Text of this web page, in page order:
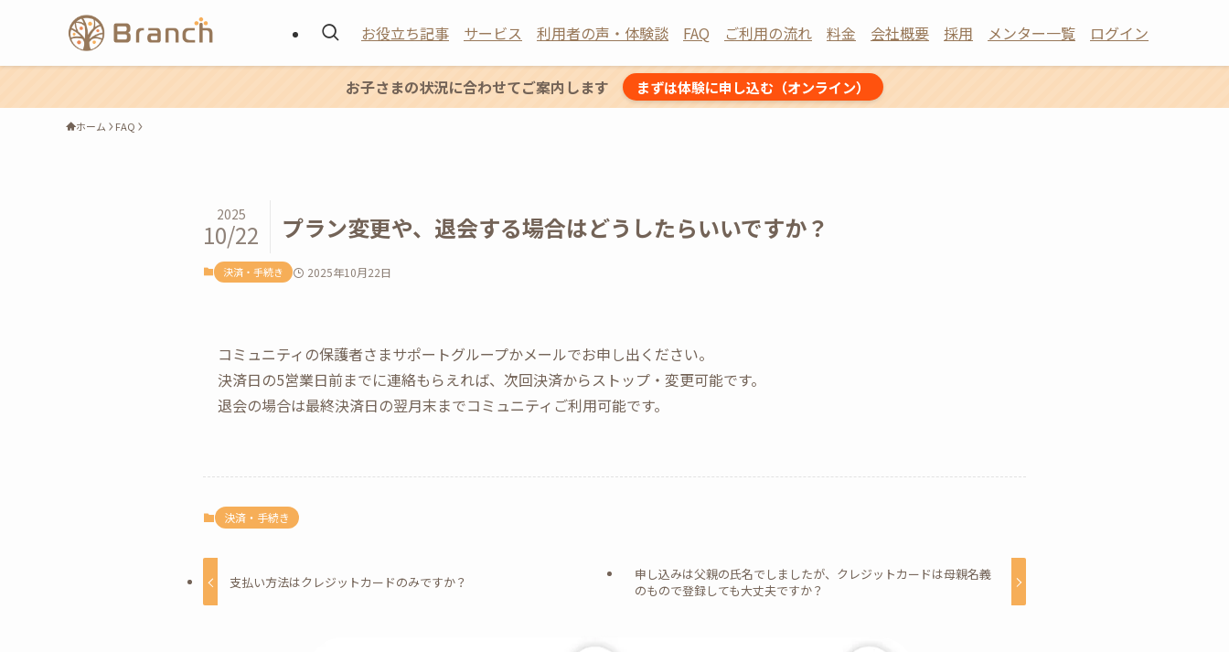
お役立ち記事 サービス 利用者の声・体験談 FAQ ご利用の流れ 料金 会社概要 採用 メンター一覧 ログイン
お子さまの状況に合わせてご案内します まずは体験に申し込む（オンライン）
ホーム FAQ
プラン変更や、退会する場合はどうしたらいいですか？
2025
10/22
決済・手続き 2025年10月22日
コミュニティの保護者さまサポートグループかメールでお申し出ください。
決済日の5営業日前までに連絡もらえれば、次回決済からストップ・変更可能です。
退会の場合は最終決済日の翌月末までコミュニティご利用可能です。
決済・手続き
支払い方法はクレジットカードのみですか？
申し込みは父親の氏名でしましたが、クレジットカードは母親名義
のもので登録しても大丈夫ですか？